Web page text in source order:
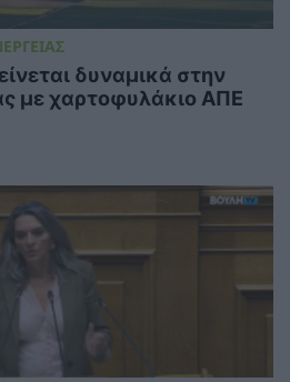
δυναμικά στην
με χαρτοφυλάκιο ΑΠΕ